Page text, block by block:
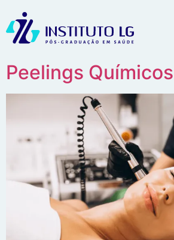
Peelings Químicos